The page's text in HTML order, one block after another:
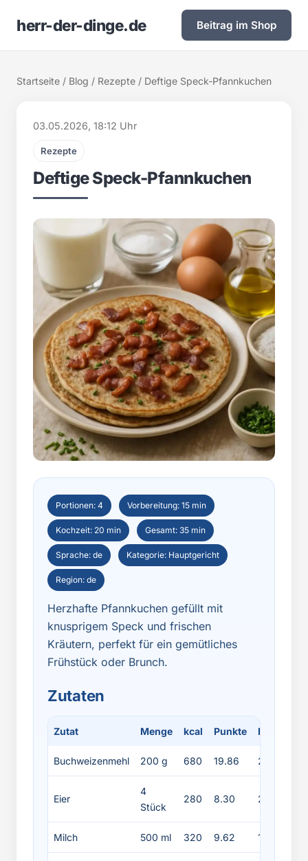
herr-der-dinge.de Beitrag im Shop
Startseite / Blog / Rezepte / Deftige Speck-Pfannkuchen
03.05.2026, 18:12 Uhr
Rezepte
Deftige Speck-Pfannkuchen
Portionen: 4 Vorbereitung: 15 min
Kochzeit: 20 min Gesamt: 35 min
Sprache: de Kategorie: Hauptgericht
Region: de
Herzhafte Pfannkuchen gefüllt mit
knusprigem Speck und frischen
Kräutern, perfekt für ein gemütliches
Frühstück oder Brunch.
Zutaten
Zutat Menge kcal Punkte Protein
Buchweizenmehl 200 g 680 19.86 24
Eier
4
Stück
280 8.30 24
Milch 500 ml 320 9.62 16